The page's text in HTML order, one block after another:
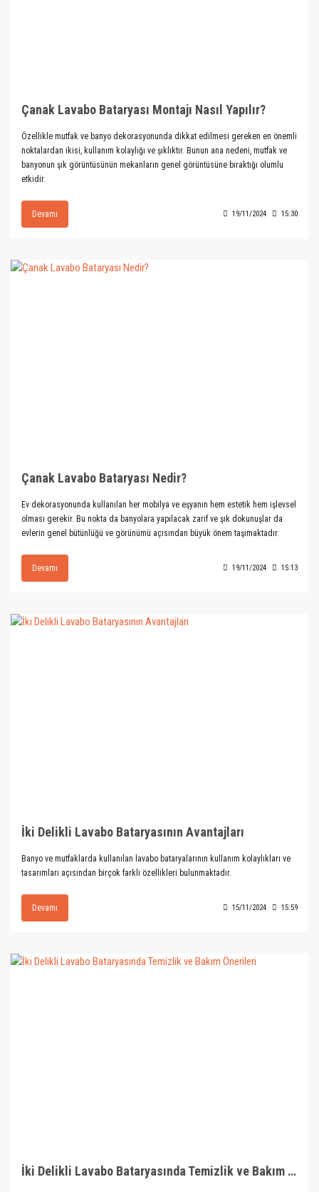
Çanak Lavabo Bataryası Montajı Nasıl Yapılır?
Özellikle mutfak ve banyo dekorasyonunda dikkat edilmesi gereken en önemli
noktalardan ikisi, kullanım kolaylığı ve şıklıktır. Bunun ana nedeni, mutfak ve
banyonun şık görüntüsünün mekanların genel görüntüsüne bıraktığı olumlu
etkidir.
Devamı 19/11/2024 15:30
Çanak Lavabo Bataryası Nedir?
Ev dekorasyonunda kullanılan her mobilya ve eşyanın hem estetik hem işlevsel
olması gerekir. Bu nokta da banyolara yapılacak zarif ve şık dokunuşlar da
evlerin genel bütünlüğü ve görünümü açısından büyük önem taşımaktadır.
Devamı 19/11/2024 15:13
İki Delikli Lavabo Bataryasının Avantajları
Banyo ve mutfaklarda kullanılan lavabo bataryalarının kullanım kolaylıkları ve
tasarımları açısından birçok farklı özellikleri bulunmaktadır.
Devamı 15/11/2024 15:59
İki Delikli Lavabo Bataryasında Temizlik ve Bakım Önerileri